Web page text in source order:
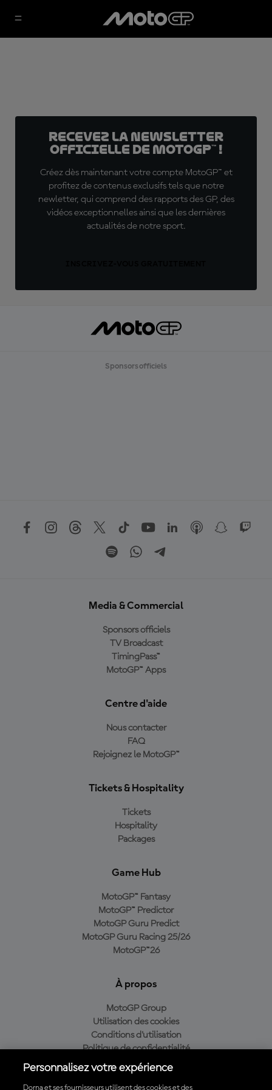
Recevez la Newsletter
officielle de MotoGP™ !
Créez dès maintenant votre compte MotoGP™ et
profitez de contenus exclusifs tels que notre
newletter, qui comprend des rapports des GP, des
vidéos exceptionnelles ainsi que les dernières
actualités de notre sport.
Sponsors officiels
Media & Commercial
Sponsors officiels
TV Broadcast
TimingPass™
MotoGP™ Apps
Centre d'aide
Nous contacter
FAQ
Rejoignez le MotoGP™
Tickets & Hospitality
Tickets
Hospitality
Packages
Game Hub
MotoGP™ Fantasy
MotoGP™ Predictor
MotoGP Guru Predict
MotoGP Guru Racing 25/26
MotoGP™26
À propos
MotoGP Group
Utilisation des cookies
Conditions d'utilisation
Politique de confidentialité
Politique d’achat
Personnalisez votre expérience
Dorna et ses fournisseurs utilisent des cookies et des